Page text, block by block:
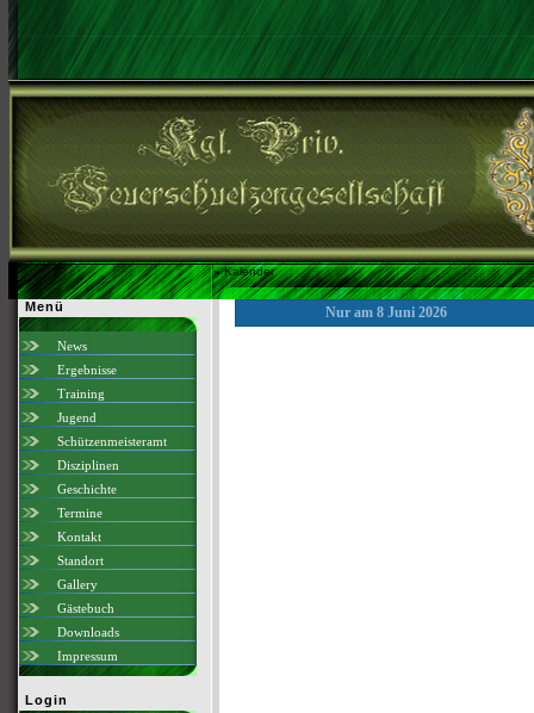
»Kalender
Menü
News
Ergebnisse
Training
Jugend
Schützenmeisteramt
Disziplinen
Geschichte
Termine
Kontakt
Standort
Gallery
Gästebuch
Downloads
Impressum
Login
Nur am 8 Juni 2026